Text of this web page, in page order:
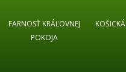
FARNOSŤ KRÁĽOVNEJ
POKOJA